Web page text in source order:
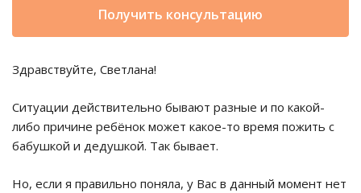
Получить консультацию
Здравствуйте, Светлана!
Ситуации действительно бывают разные и по какой-
либо причине ребёнок может какое-то время пожить с
бабушкой и дедушкой. Так бывает.
Но, если я правильно поняла, у Вас в данный момент нет